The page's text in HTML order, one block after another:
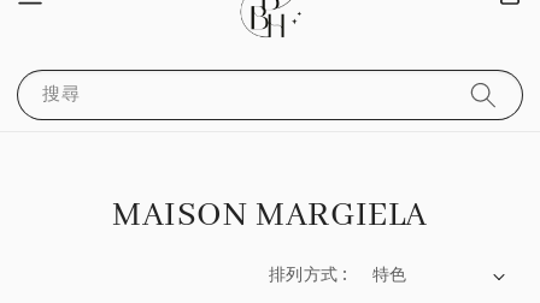
搜尋
MAISON MARGIELA
排列方式 :